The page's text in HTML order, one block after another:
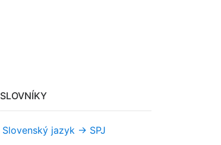
SLOVNÍKY
Slovenský jazyk -> SPJ